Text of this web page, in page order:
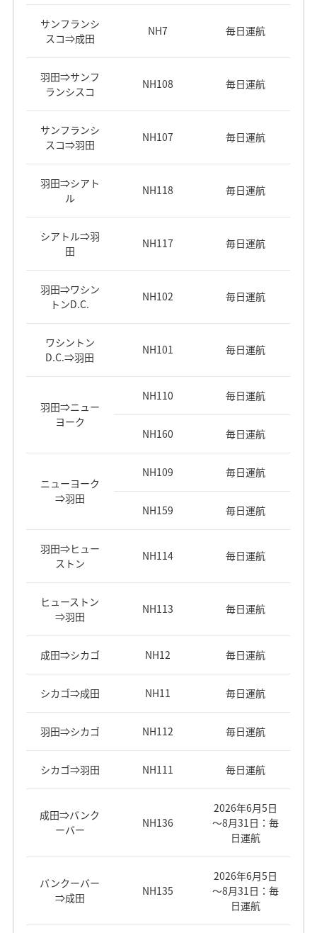
サンフランシ
スコ⇒成田
NH7 毎日運航
羽田⇒サンフ
ランシスコ
NH108 毎日運航
サンフランシ
スコ⇒羽田
NH107 毎日運航
羽田⇒シアト
ル
NH118 毎日運航
シアトル⇒羽
田
NH117 毎日運航
羽田⇒ワシン
トンD.C.
NH102 毎日運航
ワシントン
D.C.⇒羽田
NH101 毎日運航
羽田⇒ニュー
ヨーク
NH110 毎日運航
NH160 毎日運航
ニューヨーク
⇒羽田
NH109 毎日運航
NH159 毎日運航
羽田⇒ヒュー
ストン
NH114 毎日運航
ヒューストン
⇒羽田
NH113 毎日運航
成田⇒シカゴ NH12 毎日運航
シカゴ⇒成田 NH11 毎日運航
羽田⇒シカゴ NH112 毎日運航
シカゴ⇒羽田 NH111 毎日運航
成田⇒バンク
ーバー
NH136
2026年6月5日
～8月31日：毎
日運航
バンクーバー
⇒成田
NH135
2026年6月5日
～8月31日：毎
日運航